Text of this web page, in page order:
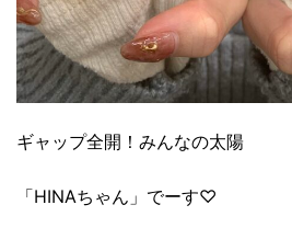
ギャップ全開！みんなの太陽
「HINAちゃん」でーす♡